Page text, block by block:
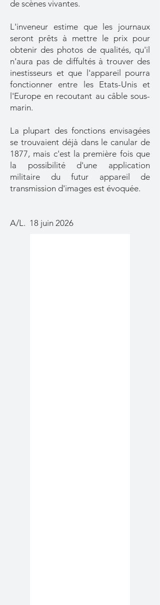
de scènes vivantes.
L'inveneur estime que les journaux
seront prêts à mettre le prix pour
obtenir des photos de qualités, qu'il
n'aura pas de diffultés à trouver des
inestisseurs et que l'appareil pourra
fonctionner entre les Etats-Unis et
l'Europe en recoutant au câble sous-
marin.
La plupart des fonctions envisagées
se trouvaient déjà dans le canular de
1877, mais c'est la première fois que
la possibilité d'une application
militaire du futur appareil de
transmission d'images est évoquée.
A/L. 18 juin 2026